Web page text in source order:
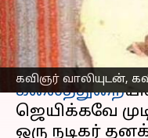
கவிஞர் வாலியுடன்,
எழுதியவர் Venkatalakshmi V
செய்தி முன்னோட்டம்
கலைத்துறை
ஜெயிக்கவே
ஒரு நடிகர்